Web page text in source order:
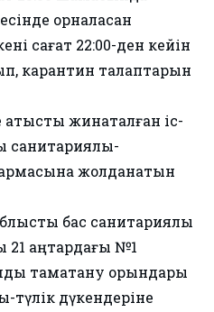
орналасқан
сағат 22:00-ден кейін
карантин талаптарын
жинақталған іс-
санитариялық-
жолданатын
бас санитариялық
21 қаңтардағы №1
тамақтану орындары
түлік дүкендеріне